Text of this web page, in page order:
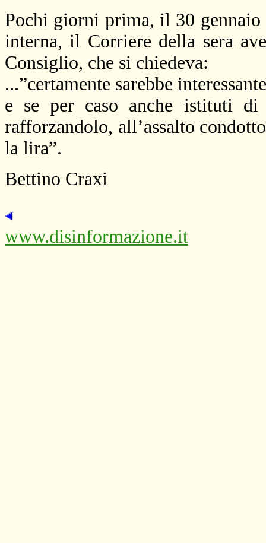
Pochi giorni prima, il 30 gennaio
interna, il Corriere della sera
Consiglio, che si chiedeva:
...”certamente sarebbe
e se per caso anche istituti di
rafforzandolo, all’assalto
la lira”.
Bettino Craxi
www.disinformazione.it